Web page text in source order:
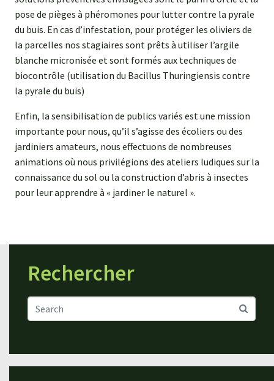
pose de pièges à phéromones pour lutter contre la pyrale
du buis. En cas d’infestation, pour protéger les oliviers de
la parcelles nos stagiaires sont prêts à utiliser l’argile
blanche micronisée et sont formés aux techniques de
biocontrôle (utilisation du Bacillus Thuringiensis contre
la pyrale du buis)
Enfin, la sensibilisation de publics variés est une mission
importante pour nous, qu’il s’agisse des écoliers ou des
jardiniers amateurs, nous effectuons de nombreuses
animations où nous privilégions des ateliers ludiques sur la
connaissance du sol ou la construction d’abris à insectes
pour leur apprendre à « jardiner le naturel ».
Rechercher